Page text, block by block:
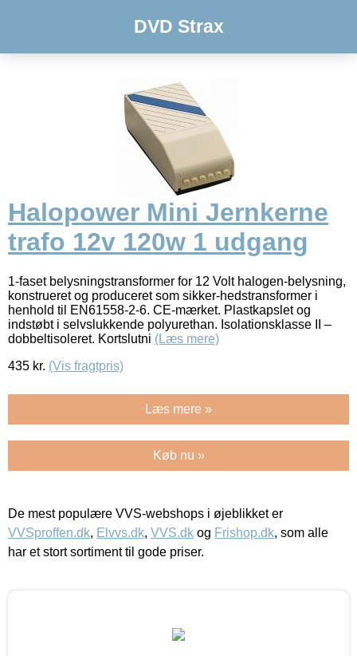
DVD Strax
Halopower Mini Jernkerne
trafo 12v 120w 1 udgang
1-faset belysningstransformer for 12 Volt halogen-belysning,
konstrueret og produceret som sikker-hedstransformer i
henhold til EN61558-2-6. CE-mærket. Plastkapslet og
indstøbt i selvslukkende polyurethan. Isolationsklasse II –
dobbeltisoleret. Kortslutni (Læs mere)
435 kr. (Vis fragtpris)
Læs mere »
Køb nu »
De mest populære VVS-webshops i øjeblikket er
VVSproffen.dk, Elvvs.dk, VVS.dk og Frishop.dk, som alle
har et stort sortiment til gode priser.